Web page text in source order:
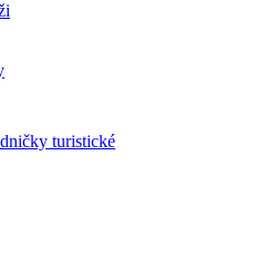
turistické